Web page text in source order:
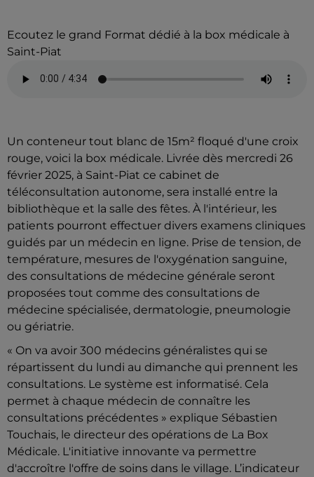
Ecoutez le grand Format dédié à la box médicale à
Saint-Piat
Un conteneur tout blanc de 15m² floqué d'une croix
rouge, voici la box médicale. Livrée dès mercredi 26
février 2025, à Saint-Piat ce cabinet de
téléconsultation autonome, sera installé entre la
bibliothèque et la salle des fêtes. À l'intérieur, les
patients pourront effectuer divers examens cliniques
guidés par un médecin en ligne. Prise de tension, de
température, mesures de l'oxygénation sanguine,
des consultations de médecine générale seront
proposées tout comme des consultations de
médecine spécialisée, dermatologie, pneumologie
ou gériatrie.
« On va avoir 300 médecins généralistes qui se
répartissent du lundi au dimanche qui prennent les
consultations. Le système est informatisé. Cela
permet à chaque médecin de connaître les
consultations précédentes » explique Sébastien
Touchais, le directeur des opérations de La Box
Médicale. L'initiative innovante va permettre
d'accroître l'offre de soins dans le village. L’indicateur